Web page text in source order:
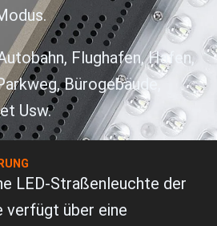
Flughafen, Hafen,
Bürogebäude,
Usw.
LED-Straßenleuchte der
verfügt über eine